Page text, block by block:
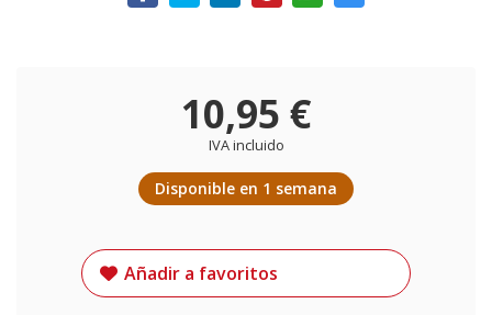
10,95 €
IVA incluido
Disponible en 1 semana
Añadir a favoritos